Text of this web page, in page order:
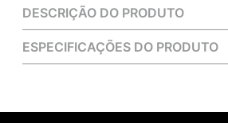
DESCRIÇÃO DO PRODUTO
ESPECIFICAÇÕES DO PRODUTO